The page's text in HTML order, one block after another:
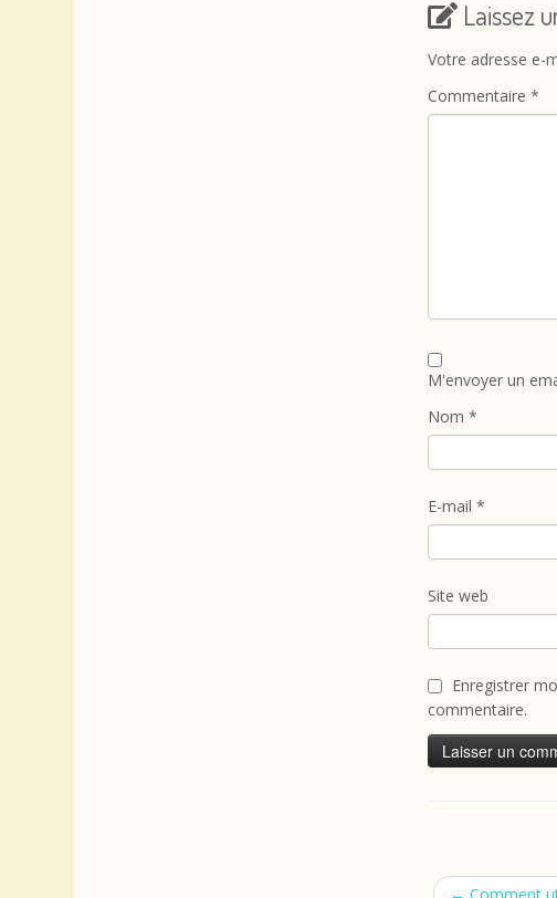
Laissez
Votre adresse e-
Commentaire *
M'envoyer un
Nom *
E-mail *
Site web
Enregistrer
commentaire.